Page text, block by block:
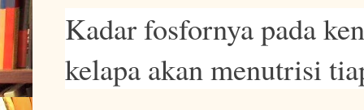
Kadar fosfornya pada
kelapa akan menutrisi